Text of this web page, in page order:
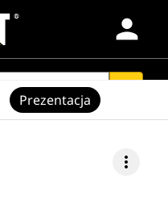
person
more_vert
Prezentacja